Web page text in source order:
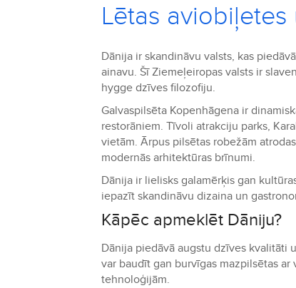
Lētas aviobiļetes
Dānija ir skandināvu valsts, kas
ainavu. Šī Ziemeļeiropas valsts ir
hygge dzīves filozofiju.
Galvaspilsēta Kopenhāgena ir
restorāniem. Tīvoli atrakciju parks,
vietām. Ārpus pilsētas robežām
modernās arhitektūras brīnumi.
Dānija ir lielisks galamērķis gan
iepazīt skandināvu dizaina un
Kāpēc apmeklēt Dāniju?
Dānija piedāvā augstu dzīves kvalitāti
var baudīt gan burvīgas mazpilsētas
tehnoloģijām.